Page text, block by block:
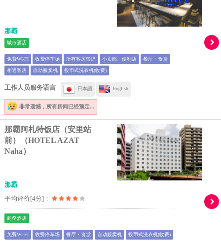
那霸
城市酒店
免費WI-FI 收费停车场 所有客房禁煙 小卖部、便利店 餐厅・食堂
相通客房 自动贩卖机 投币式洗衣机(收费)
工作人员服务语言 日本語 English
非常遗憾， 所有房间已经预定...
那霸阿札特饭店（安里站
前）（HOTEL AZAT
Naha）
那霸
平均评价[4分]：
商務酒店
免費WI-FI 收费停车场 餐厅・食堂 自动贩卖机 投币式洗衣机(收费)